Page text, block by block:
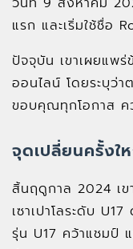
แรก และเริ่มใช้ชื่อ
ปัจจุบัน เขาเผยแพ
ออนไลน์ โดยระบุว่
ขอบคุณทุกโอกาส ค
จุดเปลี่ยนครั้งใ
สิ้นฤดูกาล 2024 เข
เซาเปาโลระดับ
รุ่น U17 คว้าแชมป์